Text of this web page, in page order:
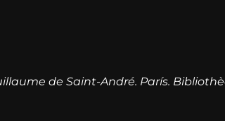
de Saint-André. París.